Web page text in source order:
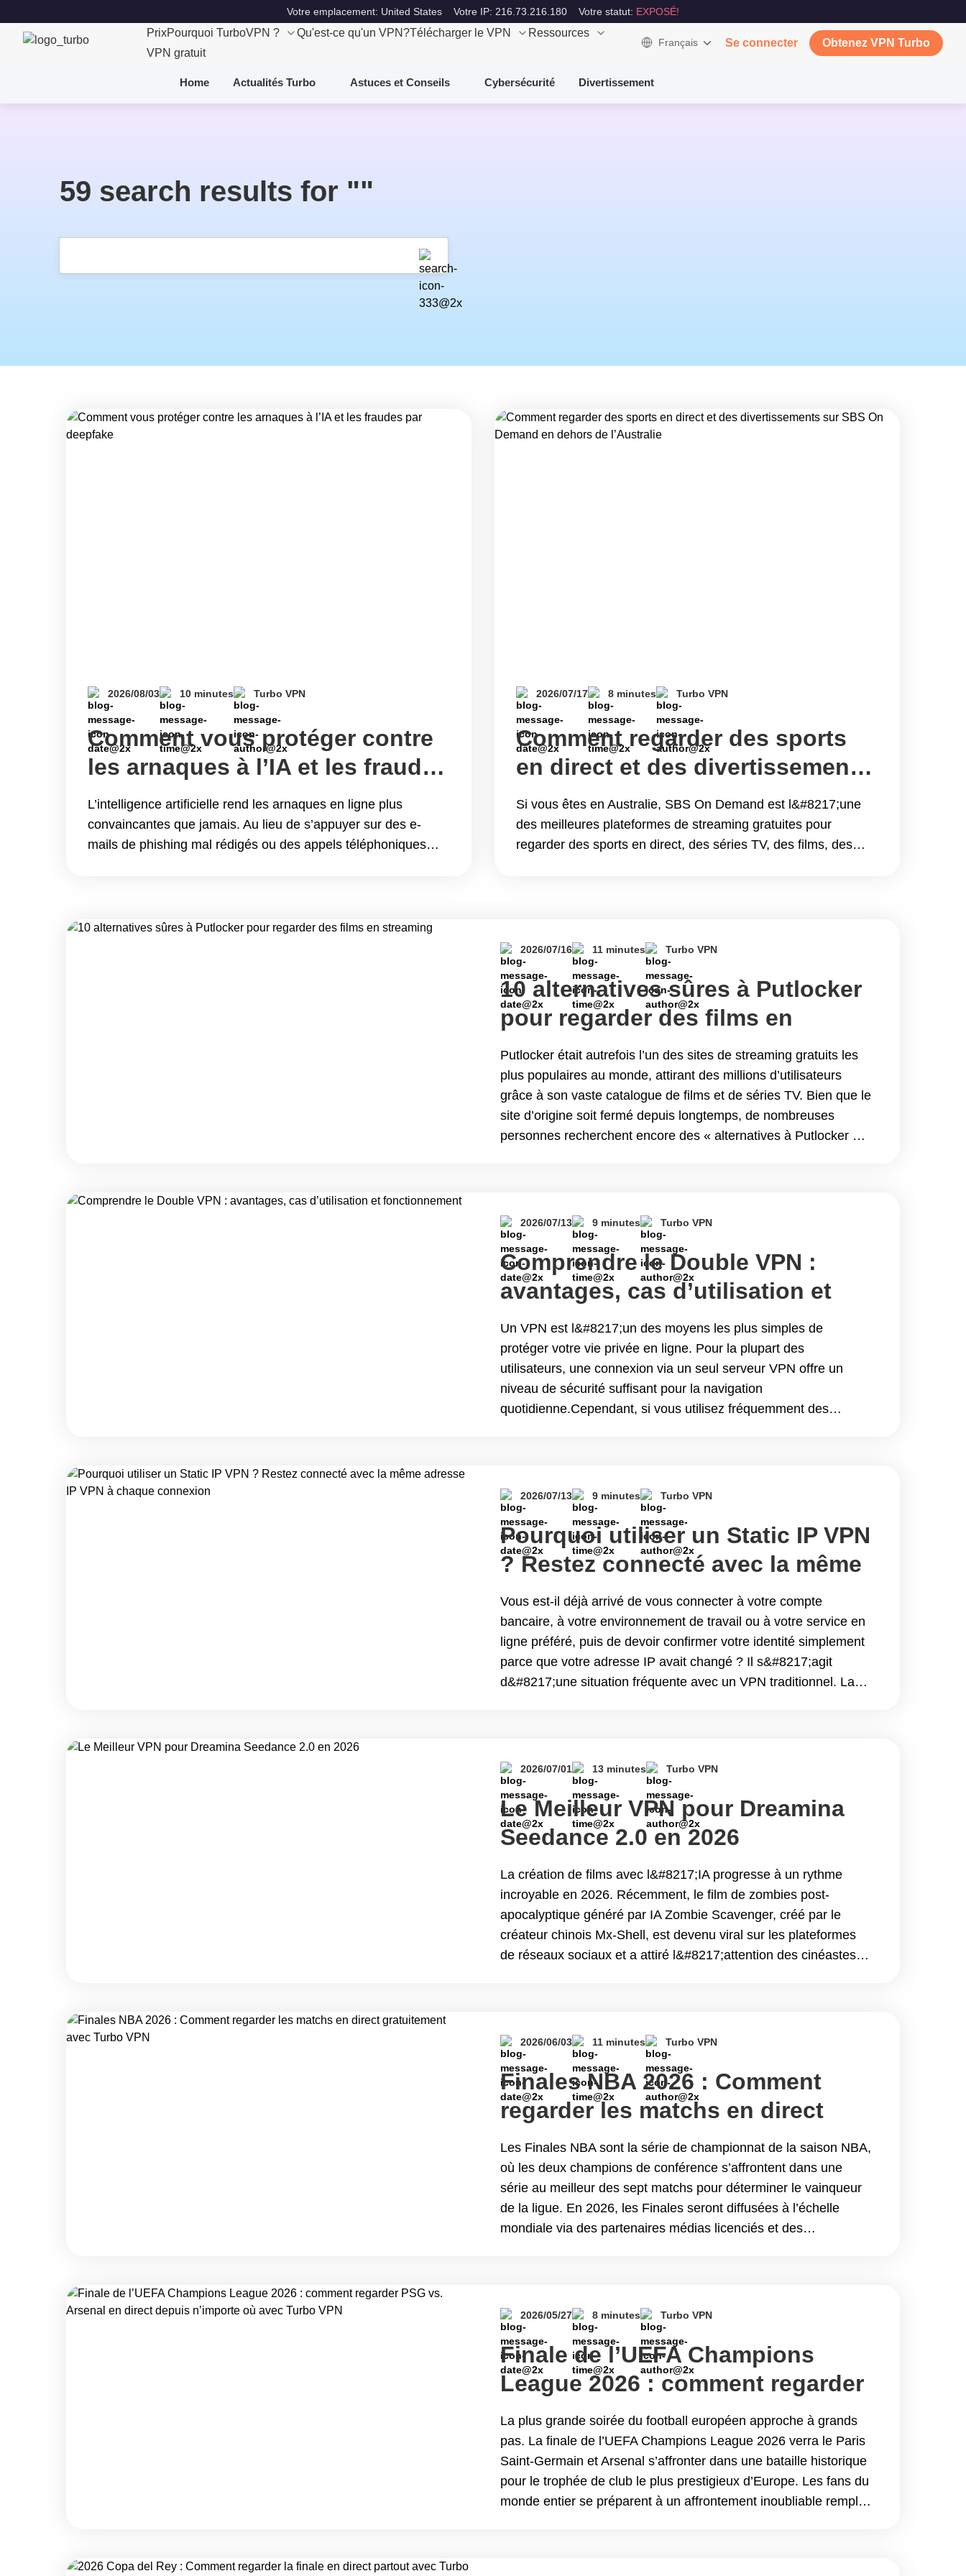
Votre emplacement: United States Votre IP: 216.73.216.180 Votre statut: EXPOSÉ!
PrixPourquoi TurboVPN ? Qu'est-ce qu'un VPN?Télécharger le VPN
Ressources
VPN gratuit
Français Se connecter Obtenez VPN Turbo
Home Actualités Turbo Astuces et Conseils Cybersécurité Divertissement
59 search results for ""
2026/08/03 10 minutes Turbo VPN
Comment vous protéger contre
les arnaques à l’IA et les fraudes
par deepfake
L’intelligence artificielle rend les arnaques en ligne plus
convaincantes que jamais. Au lieu de s’appuyer sur des e-
mails de phishing mal rédigés ou des appels téléphoniques
des informations&hellip; Continue reading Comment vous
2026/07/17 8 minutes Turbo VPN
Comment regarder des sports
en direct et des divertissements
sur SBS On Demand en dehors
de l’Australie
Si vous êtes en Australie, SBS On Demand est l&#8217;une
des meilleures plateformes de streaming gratuites pour
regarder des sports en direct, des séries TV, des films, des
sports en direct et des divertissements sur SBS On Demand
en dehors de l&#8217;Australie
2026/07/16 11 minutes Turbo VPN
10 alternatives sûres à Putlocker
pour regarder des films en
streaming
Putlocker était autrefois l’un des sites de streaming gratuits les
plus populaires au monde, attirant des millions d’utilisateurs
grâce à son vaste catalogue de films et de séries TV. Bien que le
site d’origine soit fermé depuis longtemps, de nombreuses
personnes recherchent encore des « alternatives à Putlocker »
2026/07/13 9 minutes Turbo VPN
Comprendre le Double VPN :
avantages, cas d’utilisation et
fonctionnement
Un VPN est l&#8217;un des moyens les plus simples de
protéger votre vie privée en ligne. Pour la plupart des
utilisateurs, une connexion via un seul serveur VPN offre un
niveau de sécurité suffisant pour la navigation
quotidienne.Cependant, si vous utilisez fréquemment des
: avantages, cas d&#8217;utilisation et fonctionnement
2026/07/13 9 minutes Turbo VPN
Pourquoi utiliser un Static IP VPN
? Restez connecté avec la même
adresse IP VPN à chaque
connexion
Vous est-il déjà arrivé de vous connecter à votre compte
bancaire, à votre environnement de travail ou à votre service en
ligne préféré, puis de devoir confirmer votre identité simplement
parce que votre adresse IP avait changé ? Il s&#8217;agit
d&#8217;une situation fréquente avec un VPN traditionnel. La
2026/07/01 13 minutes Turbo VPN
Le Meilleur VPN pour Dreamina
Seedance 2.0 en 2026
La création de films avec l&#8217;IA progresse à un rythme
incroyable en 2026. Récemment, le film de zombies post-
apocalyptique généré par IA Zombie Scavenger, créé par le
créateur chinois Mx-Shell, est devenu viral sur les plateformes
de réseaux sociaux et a attiré l&#8217;attention des cinéastes
2026/06/03 11 minutes Turbo VPN
Finales NBA 2026 : Comment
regarder les matchs en direct
gratuitement avec Turbo VPN
Les Finales NBA sont la série de championnat de la saison NBA,
où les deux champions de conférence s’affrontent dans une
série au meilleur des sept matchs pour déterminer le vainqueur
de la ligue. En 2026, les Finales seront diffusées à l’échelle
mondiale via des partenaires médias licenciés et des
2026/05/27 8 minutes Turbo VPN
Finale de l’UEFA Champions
League 2026 : comment regarder
PSG vs. Arsenal en direct depuis
n’importe où avec Turbo VPN
La plus grande soirée du football européen approche à grands
pas. La finale de l’UEFA Champions League 2026 verra le Paris
Saint-Germain et Arsenal s’affronter dans une bataille historique
pour le trophée de club le plus prestigieux d’Europe. Les fans du
monde entier se préparent à un affrontement inoubliable rempli